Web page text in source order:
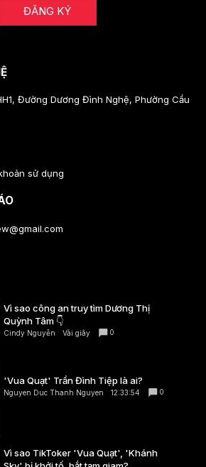
ĐĂNG KÝ
Đường Dương Đình Nghệ, Phường Cầu
sử dụng
Vì sao công an truy tìm Dương Thị
Quỳnh Tâm 👇
Cindy Nguyễn Vài giây 0
'Vua Quạt' Trần Đình Tiệp là ai?
Nguyen Duc Thanh Nguyen 12:33:54 0
Vì sao TikToker 'Vua Quạt', 'Khánh